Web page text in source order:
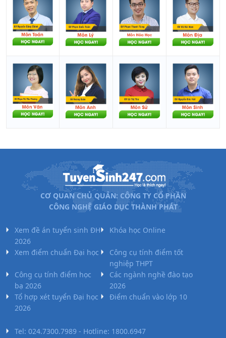
CƠ QUAN CHỦ QUẢN: CÔNG TY CỔ PHẦN
CÔNG NGHỆ GIÁO DỤC THÀNH PHÁT
Xem đề án tuyển sinh ĐH
2026
Khóa học Online
Xem điểm chuẩn Đại học
Công cụ tính điểm tốt
nghiệp THPT
Công cụ tính điểm học
bạ 2026
Các ngành nghề đào tạo
2026
Tổ hợp xét tuyển Đại học
2026
Điểm chuẩn vào lớp 10
Tel: 024.7300.7989 - Hotline: 1800.6947